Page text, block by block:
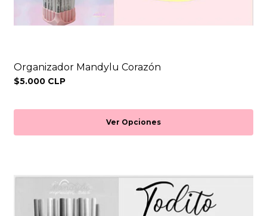
Organizador Mandylu Corazón
$5.000 CLP
Ver Opciones